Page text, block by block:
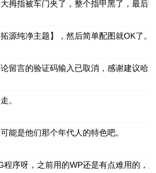
拇指被车门夹了，整个指甲黑了，最后
源纯净主题】，然后简单配图就OK了。
留言的验证码输入已取消，感谢建议哈！
。
能是他们那个年代人的特色吧。
程序呀，之前用的WP还是有点难用的，